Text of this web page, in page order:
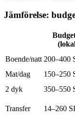
Jämförelse:
Boende/natt 200–400
Mat/dag
150–250
2 dyk
350–550
Transfer
14–260